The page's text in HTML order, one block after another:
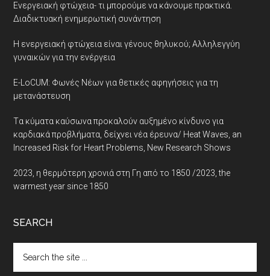
Ενεργειακή φτώχεια- τι μπορούμε να κάνουμε πρακτικά.
Διαδικτυακή ενημερωτική συνάντηση
Η ενεργειακή φτώχεια είναι γένους θηλυκού; Αλληλεγγύη
γυναικών για την ενέργεια
E-LoCUM: Φωνές Νέων για θετικές αφηγήσεις για τη
μετανάστευση
Tα κύματα καύσωνα προκαλούν αυξημένο κίνδυνο για
καρδιακά προβλήματα, δείχνει νέα έρευνα/ Heat Waves, an
Increased Risk for Heart Problems, New Research Shows
2023, η θερμότερη χρονιά στη Γη από το 1850 /2023, the
warmest year since 1850
SEARCH
the